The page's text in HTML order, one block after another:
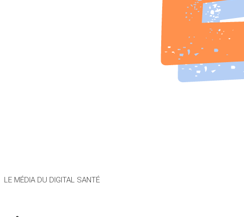
LE MÉDIA DU DIGITAL SANTÉ